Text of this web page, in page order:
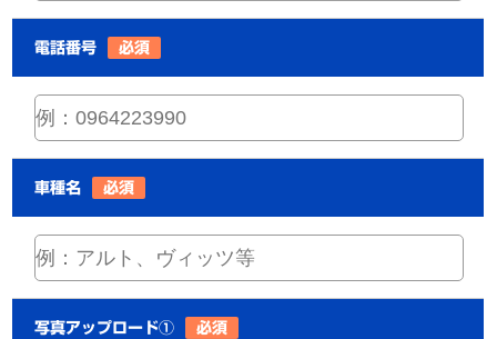
電話番号 必須
車種名 必須
写真アップロード① 必須